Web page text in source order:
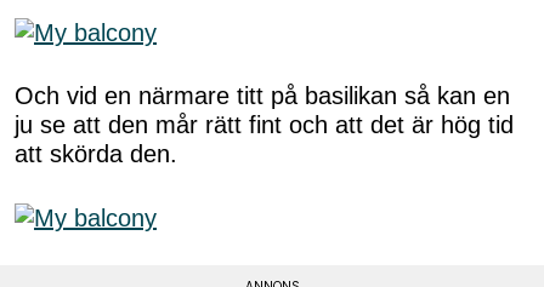
Och vid en närmare titt på basilikan så kan en
ju se att den mår rätt fint och att det är hög tid
att skörda den.